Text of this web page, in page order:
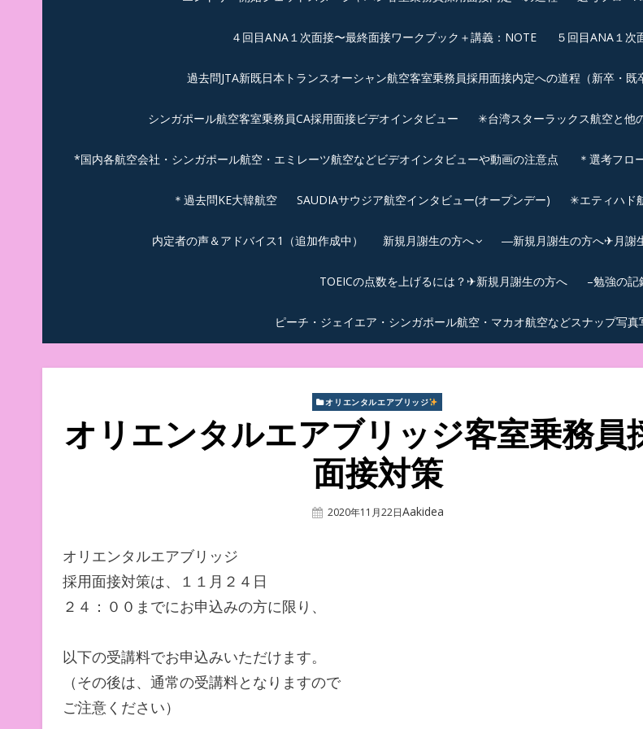
４回目ANA１次面接〜最終面接ワークブック＋講義：NOTE ５回目ANA１次
過去問JTA新既日本トランスオーシャン航空客室乗務員採用面接内定への道程（新卒・既
シンガポール航空客室乗務員CA採用面接ビデオインタビュー ✳︎台湾スターラックス航空と他
*国内各航空会社・シンガポール航空・エミレーツ航空などビデオインタビューや動画の注意点 ＊選考フロ
＊過去問KE大韓航空 SAUDIAサウジア航空インタビュー(オープンデー) ✳︎エティハド
内定者の声＆アドバイス1（追加作成中） 新規月謝生の方へ ―新規月謝生の方へ✈月謝
TOEICの点数を上げるには？✈新規月謝生の方へ –勉強の
ピーチ・ジェイエア・シンガポール航空・マカオ航空などスナップ写
オリエンタルエアブリッジ
オリエンタルエアブリッジ客室乗務員
面接対策
Posted
2020年11月22日Author
Aakidea
オリエンタルエアブリッジ
採用面接対策は、１１月２４日
２４：００までにお申込みの方に限り、
以下の受講料でお申込みいただけます。
（その後は、通常の受講料となりますので
ご注意ください）